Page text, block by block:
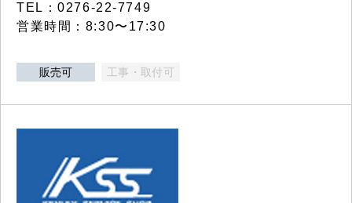
TEL：0276-22-7749
営業時間：8:30〜17:30
販売可 工事・取付可